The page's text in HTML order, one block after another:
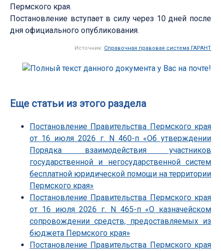
Пермского края.
Постановление вступает в силу через 10 дней после
дня официального опубликования.
Источник: Справочная правовая система ГАРАНТ
Еще статьи из этого раздела
Постановление Правительства Пермского края
от 16 июля 2026 г. N 460-п «Об утверждении
Порядка взаимодействия участников
государственной и негосударственной систем
бесплатной юридической помощи на территории
Пермского края»
Постановление Правительства Пермского края
от 16 июля 2026 г. N 465-п «О казначейском
сопровождении средств, предоставляемых из
бюджета Пермского края»
Постановление Правительства Пермского края